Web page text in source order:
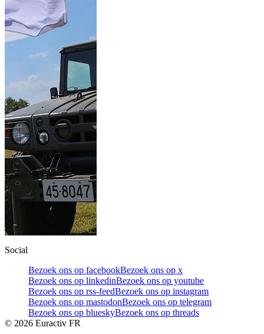
Social
Bezoek ons op facebookBezoek ons op x
Bezoek ons op linkedinBezoek ons op youtube
Bezoek ons op rss-feedBezoek ons op instagram
Bezoek ons op mastodonBezoek ons op telegram
Bezoek ons op blueskyBezoek ons op threads
© 2026 Euractiv FR